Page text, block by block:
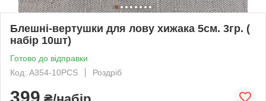
Блешні-вертушки для лову хижака 5см. 3гр. (
набір 10шт)
Готово до відправки
Код: A354-10PCS
Роздріб
399